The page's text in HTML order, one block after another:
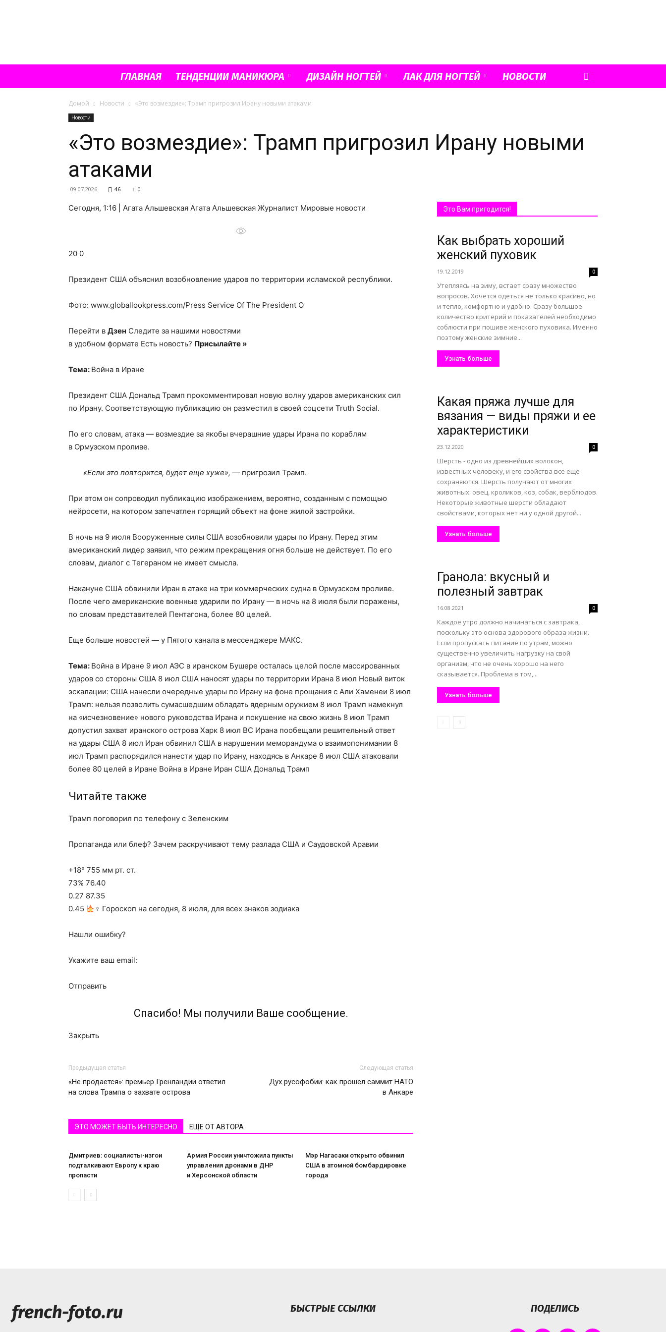
Французский
ГЛАВНАЯ ТЕНДЕНЦИИ МАНИКЮРА ДИЗАЙН НОГТЕЙ ЛАК ДЛЯ НОГТЕЙ НОВОСТИ
Домой Новости «Это возмездие»: Трамп пригрозил Ирану новыми атаками
Новости
«Это возмездие»: Трамп пригрозил Ирану новыми
атаками
09.07.2026 46 0
Сегодня, 1:16 | Агата Альшевская Агата Альшевская Журналист Мировые новости
20 0
Президент США объяснил возобновление ударов по территории исламской республики.
Фото: www.globallookpress.com/Press Service Of The President O
Перейти в Дзен Следите за нашими новостями
в удобном формате Есть новость? Присылайте »
Тема: Война в Иране
Президент США Дональд Трамп прокомментировал новую волну ударов американских сил
по Ирану. Соответствующую публикацию он разместил в своей соцсети Truth Social.
По его словам, атака — возмездие за якобы вчерашние удары Ирана по кораблям
в Ормузском проливе.
«Если это повторится, будет еще хуже», — пригрозил Трамп.
При этом он сопроводил публикацию изображением, вероятно, созданным с помощью
нейросети, на котором запечатлен горящий объект на фоне жилой застройки.
В ночь на 9 июля Вооруженные силы США возобновили удары по Ирану. Перед этим
американский лидер заявил, что режим прекращения огня больше не действует. По его
словам, диалог с Тегераном не имеет смысла.
Накануне США обвинили Иран в атаке на три коммерческих судна в Ормузском проливе.
После чего американские военные ударили по Ирану — в ночь на 8 июля были поражены,
по словам представителей Пентагона, более 80 целей.
Еще больше новостей — у Пятого канала в мессенджере МАКС.
Тема: Война в Иране 9 июл АЭС в иранском Бушере осталась целой после массированных
ударов со стороны США 8 июл США наносят удары по территории Ирана 8 июл Новый виток
эскалации: США нанесли очередные удары по Ирану на фоне прощания с Али Хаменеи 8 июл
Трамп: нельзя позволить сумасшедшим обладать ядерным оружием 8 июл Трамп намекнул
на «исчезновение» нового руководства Ирана и покушение на свою жизнь 8 июл Трамп
допустил захват иранского острова Харк 8 июл ВС Ирана пообещали решительный ответ
на удары США 8 июл Иран обвинил США в нарушении меморандума о взаимопонимании 8
июл Трамп распорядился нанести удар по Ирану, находясь в Анкаре 8 июл США атаковали
более 80 целей в Иране Война в Иране Иран США Дональд Трамп
Читайте также
Трамп поговорил по телефону с Зеленским
Пропаганда или блеф? Зачем раскручивают тему разлада США и Саудовской Аравии
+18° 755 мм рт. ст.
73% 76.40
0.27 87.35
0.45
‍♀ Гороскоп на сегодня, 8 июля, для всех знаков зодиака
Нашли ошибку?
Укажите ваш email:
Отправить
Спасибо! Мы получили Ваше сообщение.
Закрыть
Предыдущая статья
«Не продается»: премьер Гренландии ответил
на слова Трампа о захвате острова
Следующая статья
Дух русофобии: как прошел саммит НАТО
в Анкаре
ЭТО МОЖЕТ БЫТЬ ИНТЕРЕСНО ЕЩЕ ОТ АВТОРА
Дмитриев: социалисты-изгои
подталкивают Европу к краю
пропасти
Армия России уничтожила пункты
управления дронами в ДНР
и Херсонской области
Мэр Нагасаки открыто обвинил
США в атомной бомбардировке
города
Это Вам пригодится!
Как выбрать хороший
женский пуховик
19.12.2019 0
Утепляясь на зиму, встает сразу множество
вопросов. Хочется одеться не только красиво, но
и тепло, комфортно и удобно. Сразу большое
количество критерий и показателей необходимо
соблюсти при пошиве женского пуховика. Именно
поэтому женские зимние...
Узнать больше
Какая пряжа лучше для
вязания — виды пряжи и ее
характеристики
23.12.2020 0
Шерсть - одно из древнейших волокон,
известных человеку, и его свойства все еще
сохраняются. Шерсть получают от многих
животных: овец, кроликов, коз, собак, верблюдов.
Некоторые животные шерсти обладают
свойствами, которых нет ни у одной другой...
Узнать больше
Гранола: вкусный и
полезный завтрак
16.08.2021 0
Каждое утро должно начинаться с завтрака,
поскольку это основа здорового образа жизни.
Если пропускать питание по утрам, можно
существенно увеличить нагрузку на свой
организм, что не очень хорошо на него
сказывается. Проблема в том,...
Узнать больше
french-foto.ru БЫСТРЫЕ ССЫЛКИ ПОДЕЛИСЬ